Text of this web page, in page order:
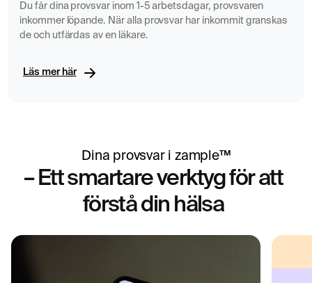
fertilitetsresa, oavsett om det innebär ytterligare
utredningar eller specifika behandlingar. Kom ihåg att ett
fertilitetstest är ett verktyg för att ge dig bättre insikter och
välbefinnande.
Du får dina provsvar inom 1-5 arbetsdagar, provsvaren
inkommer löpande. När alla provsvar har inkommit granskas
de och utfärdas av en läkare.
Läs mer här
Dina provsvar i zample™
– Ett smartare verktyg för att
förstå din hälsa